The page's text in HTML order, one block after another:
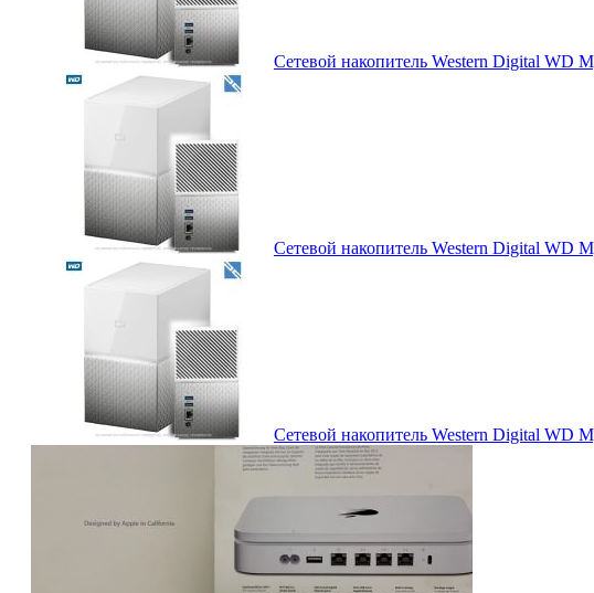
Сетевой накопитель Western Digital WD
Сетевой накопитель Western Digital WD
Сетевой накопитель Western Digital WD